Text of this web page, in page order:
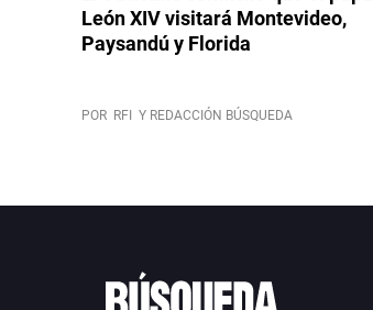
León XIV visitará Montevideo,
Paysandú y Florida
POR RFI Y REDACCIÓN BÚSQUEDA